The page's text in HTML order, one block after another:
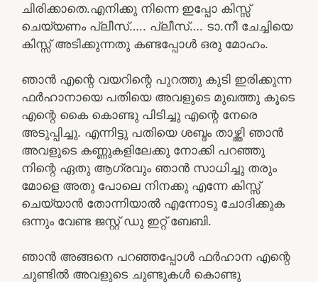
ചിരിക്കാതെ.എനിക്കു നിന്നെ ഇപ്പോ കിസ്സ്
ചെയ്യണം പ്ലീസ്….. പ്ലീസ്…. ടാ.നീ ചേച്ചിയെ
കിസ്സ് അടിക്കുന്നതു കണ്ടപ്പോൾ ഒരു മോഹം.
ഞാൻ എന്റെ വയറിന്റെ പുറത്തു കുടി ഇരിക്കുന്ന
ഫർഹാനായെ പതിയെ അവളുടെ മുഖത്തു കൂടെ
എന്റെ കൈ കൊണ്ടു പിടിച്ചു എന്റെ നേരെ
അടുപ്പിച്ചു. എന്നിട്ടു പതിയെ ശബ്ദം താഴ്ത്തി ഞാൻ
അവളുടെ കണ്ണുകളിലേക്കു നോക്കി പറഞ്ഞു
നിന്റെ ഏതു ആഗ്രവും ഞാൻ സാധിച്ചു തരും
മോളെ അതു പോലെ നിനക്കു എന്നേ കിസ്സ്
ചെയ്യാൻ തോന്നിയാൽ എന്നോടു ചോദിക്കുക
ഒന്നും വേണ്ട ജസ്റ്റ്‌ ഡു ഇറ്റ് ബേബി.
ഞാൻ അങ്ങനെ പറഞ്ഞപ്പോൾ ഫർഹാന എന്റെ
ചുണ്ടിൽ അവളുടെ ചുണ്ടുകൾ കൊണ്ടു